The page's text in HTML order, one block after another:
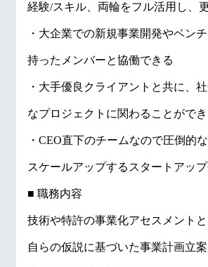
経験/スキル、両輪をフル活用し、
・大企業での新規事業開発やベン
持ったメンバーと協働できる
・大手優良クライアントと共に、
なプロジェクトに関わることができ
・CEO直下のチームなので圧倒的
スケールアップするスタートアッ
■ 職務内容
技術や特許の事業化アセスメント
自らの仮説に基づいた事業計画立